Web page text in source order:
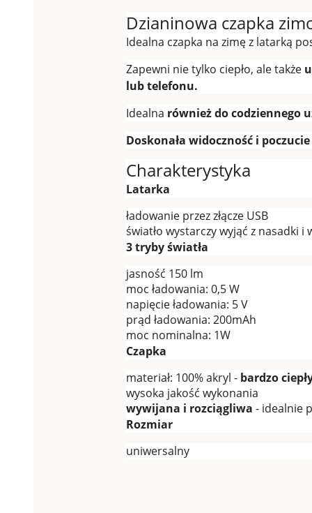
Dzianinowa czapka
Idealna czapka na zimę z latarką
Zapewni nie tylko ciepło, ale także
lub telefonu.
Idealna również do codziennego
Doskonała widoczność i
Charakterystyka
Latarka
ładowanie przez złącze USB
światło wystarczy wyjąć z nasadki
3 tryby światła
jasność 150 lm
moc ładowania: 0,5 W
napięcie ładowania: 5 V
prąd ładowania: 200mAh
moc nominalna: 1W
Czapka
materiał: 100% akryl - bardzo
wysoka jakość wykonania
wywijana i rozciągliwa - idealnie
Rozmiar
uniwersalny